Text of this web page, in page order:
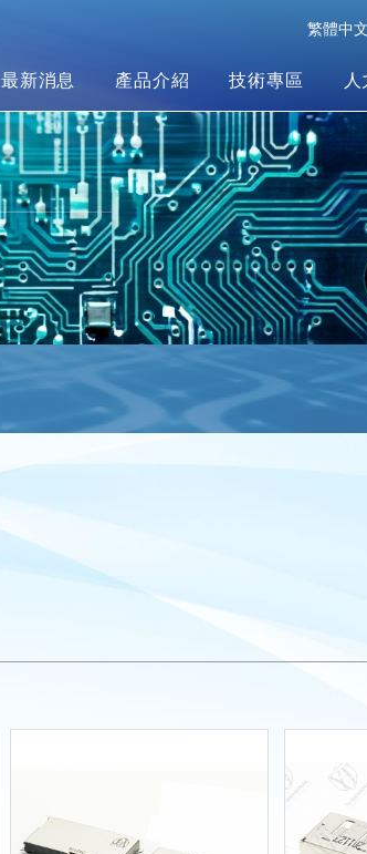
繁體中文
最新消息 產品介紹 技術專區